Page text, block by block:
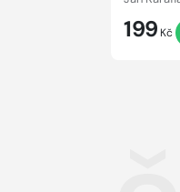
199 Kč